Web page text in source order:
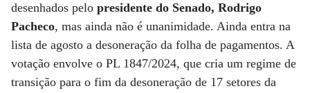
desenhados pelo presidente do Senado, Rodrigo
Pacheco, mas ainda não é unanimidade. Ainda entra na
lista de agosto a desoneração da folha de pagamentos. A
votação envolve o PL 1847/2024, que cria um regime de
transição para o fim da desoneração de 17 setores da